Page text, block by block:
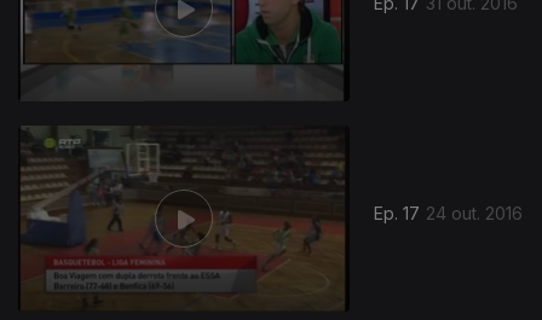
Ep. 17 24 out. 2016
235035